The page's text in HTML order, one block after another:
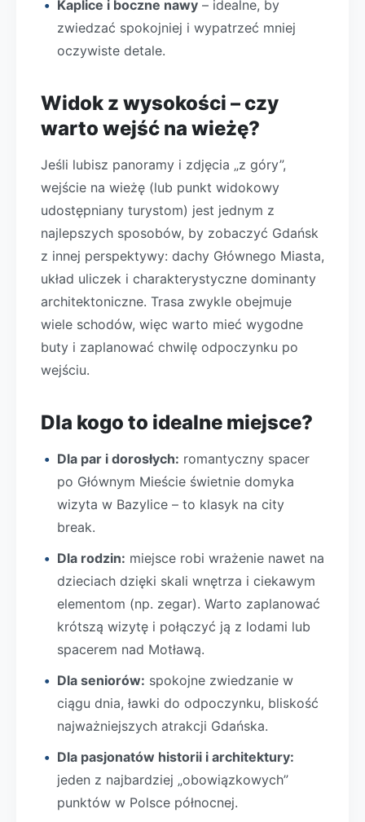
Kaplice i boczne nawy – idealne, by
zwiedzać spokojniej i wypatrzeć mniej
oczywiste detale.
Widok z wysokości – czy
warto wejść na wieżę?
Jeśli lubisz panoramy i zdjęcia „z góry”,
wejście na wieżę (lub punkt widokowy
udostępniany turystom) jest jednym z
najlepszych sposobów, by zobaczyć Gdańsk
z innej perspektywy: dachy Głównego Miasta,
układ uliczek i charakterystyczne dominanty
architektoniczne. Trasa zwykle obejmuje
wiele schodów, więc warto mieć wygodne
buty i zaplanować chwilę odpoczynku po
wejściu.
Dla kogo to idealne miejsce?
Dla par i dorosłych: romantyczny spacer
po Głównym Mieście świetnie domyka
wizyta w Bazylice – to klasyk na city
break.
Dla rodzin: miejsce robi wrażenie nawet na
dzieciach dzięki skali wnętrza i ciekawym
elementom (np. zegar). Warto zaplanować
krótszą wizytę i połączyć ją z lodami lub
spacerem nad Motławą.
Dla seniorów: spokojne zwiedzanie w
ciągu dnia, ławki do odpoczynku, bliskość
najważniejszych atrakcji Gdańska.
Dla pasjonatów historii i architektury:
jeden z najbardziej „obowiązkowych”
punktów w Polsce północnej.